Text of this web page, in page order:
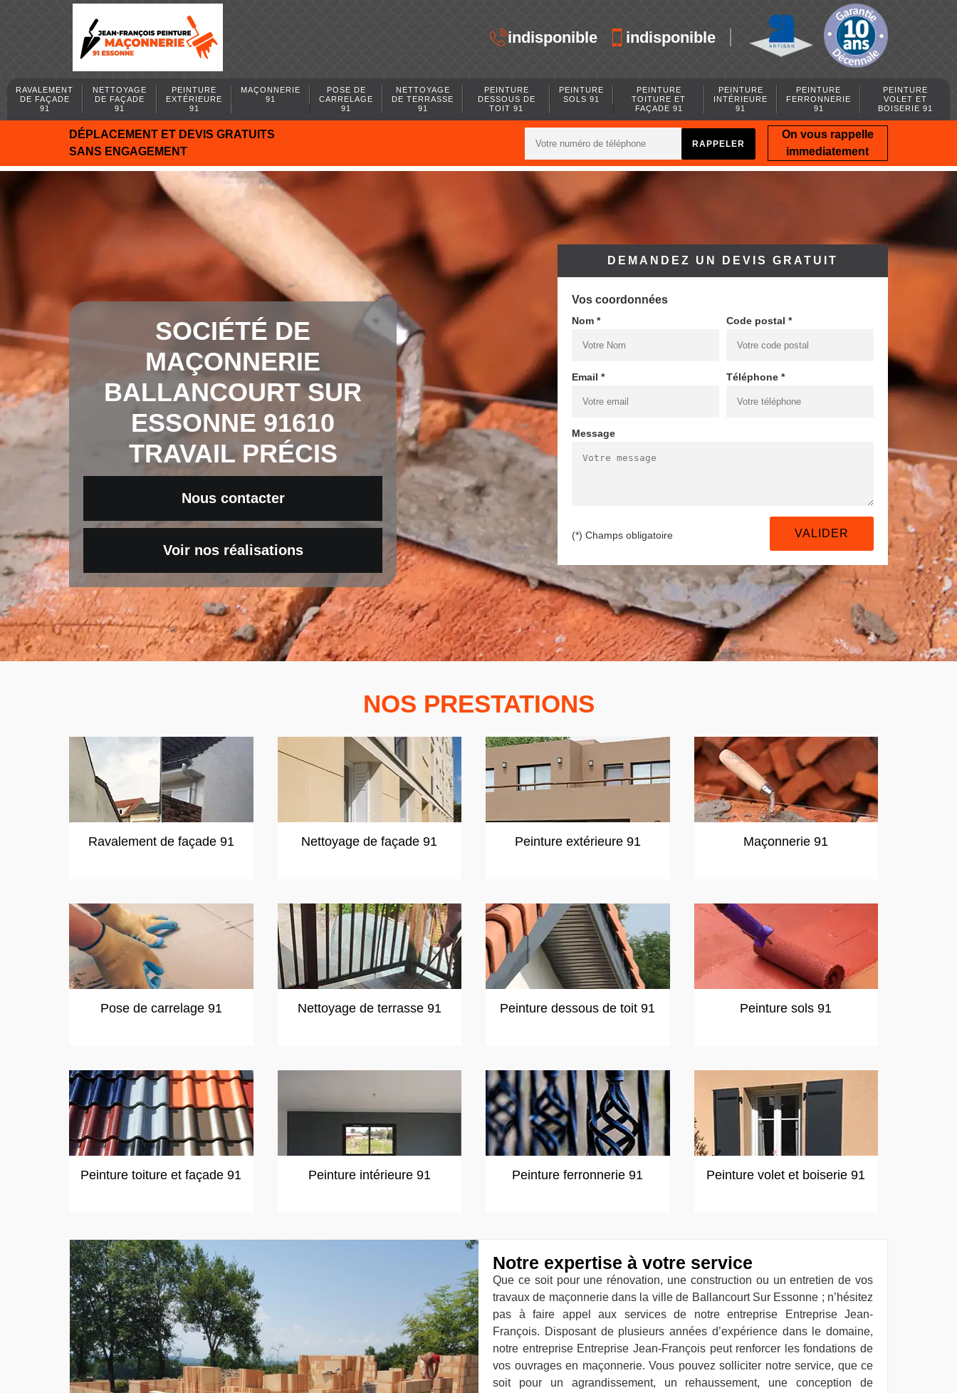
indisponible indisponible
RAVALEMENT
DE FAÇADE
91
NETTOYAGE
DE FAÇADE
91
PEINTURE
EXTÉRIEURE
91
MAÇONNERIE
91
POSE DE
CARRELAGE
91
NETTOYAGE
DE TERRASSE
91
PEINTURE
DESSOUS DE
TOIT 91
PEINTURE
SOLS 91
PEINTURE
TOITURE ET
FAÇADE 91
PEINTURE
INTÉRIEURE
91
PEINTURE
FERRONNERIE
91
PEINTURE
VOLET ET
BOISERIE 91
DÉPLACEMENT ET DEVIS GRATUITS
SANS ENGAGEMENT
On vous rappelle
immediatement
SOCIÉTÉ DE
MAÇONNERIE
BALLANCOURT SUR
ESSONNE 91610
TRAVAIL PRÉCIS
Nous contacter
Voir nos réalisations
DEMANDEZ UN DEVIS GRATUIT
Vos coordonnées
Nom * Code postal *
Email * Téléphone *
Message
(*) Champs obligatoire
NOS PRESTATIONS
Ravalement de façade 91 Nettoyage de façade 91 Peinture extérieure 91 Maçonnerie 91
Pose de carrelage 91 Nettoyage de terrasse 91 Peinture dessous de toit 91 Peinture sols 91
Peinture toiture et façade 91 Peinture intérieure 91 Peinture ferronnerie 91 Peinture volet et boiserie 91
Notre expertise à votre service
Que ce soit pour une rénovation, une construction ou un entretien de vos
travaux de maçonnerie dans la ville de Ballancourt Sur Essonne ; n’hésitez
pas à faire appel aux services de notre entreprise Entreprise Jean-
François. Disposant de plusieurs années d’expérience dans le domaine,
notre entreprise Entreprise Jean-François peut renforcer les fondations de
vos ouvrages en maçonnerie. Vous pouvez solliciter notre service, que ce
soit pour un agrandissement, un rehaussement, une conception de